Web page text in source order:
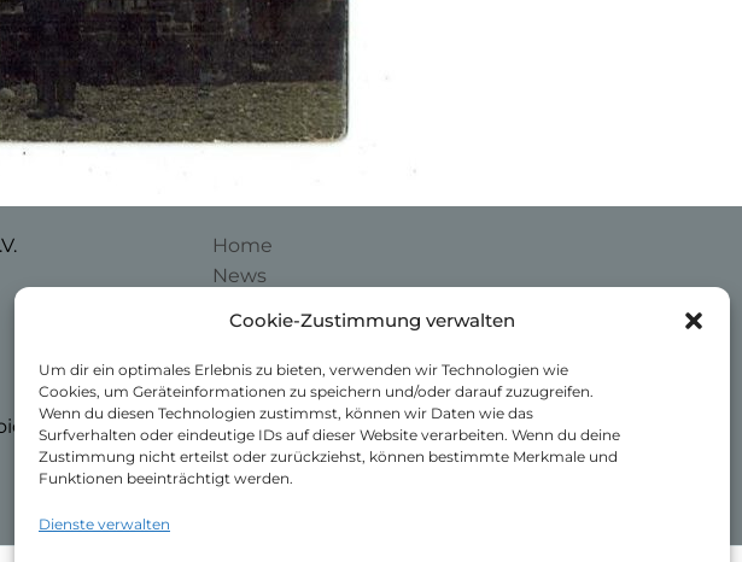
Cookie-Zustimmung verwalten
Um dir ein optimales Erlebnis zu bieten, verwenden wir Technologien wie
Cookies, um Geräteinformationen zu speichern und/oder darauf zuzugreifen.
Wenn du diesen Technologien zustimmst, können wir Daten wie das
Surfverhalten oder eindeutige IDs auf dieser Website verarbeiten. Wenn du deine
Zustimmung nicht erteilst oder zurückziehst, können bestimmte Merkmale und
Funktionen beeinträchtigt werden.
Dienste verwalten
Home
News
Impressum
Datenschutzerklärung
Cookie-Richtlinie (EU)